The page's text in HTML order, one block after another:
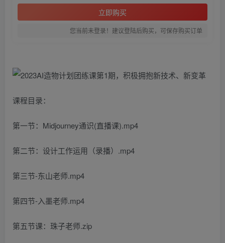
立即购买
您当前未登录！建议登陆后购买，可保存购买订单
课程目录：
第一节：Midjourney通识(直播课).mp4
第二节：设计工作运用（录播）.mp4
第三节-东山老师.mp4
第四节-入墨老师.mp4
第五节课：珠子老师.zip